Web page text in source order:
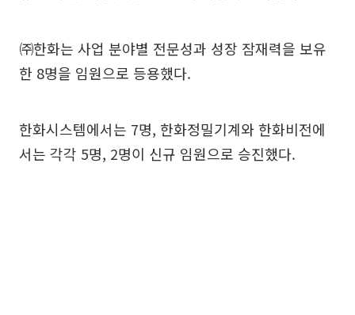
㈜한화는 사업 분야별 전문성과 성장 잠재력을 보유
한 8명을 임원으로 등용했다.
한화시스템에서는 7명, 한화정밀기계와 한화비전에
서는 각각 5명, 2명이 신규 임원으로 승진했다.